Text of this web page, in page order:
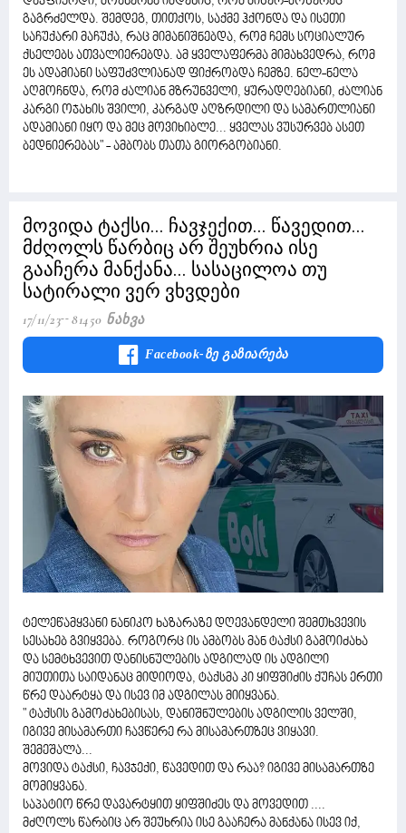
გაგრძელდა. შემდეგ, თითქოს, საქმე ჰქონდა და ისეთი
საჩუქარი მაჩუქა, რაც მიმანიშნებდა, რომ ჩემს სოციალურ
ქსელებს ათვალიერებდა. ამ ყველაფერმა მიმახვედრა, რომ
ეს ადამიანი საფუძვლიანად ფიქრობდა ჩემზე. ნელ-ნელა
აღმოჩნდა, რომ ძალიან მზრუნველი, ყურადღებიანი, ძალიან
კარგი ოჯახის შვილი, კარგად აღზრდილი და სამართლიანი
ადამიანი იყო და მეც მოვიხიბლე... ყველას ვუსურვებ ასეთ
ბედნიერებას" - ამბობს თათა გიორგობიანი.
მოვიდა ტაქსი... ჩავჯექით... წავედით...
მძღოლს წარბიც არ შეუხრია ისე
გააჩერა მანქანა... სასაცილოა თუ
სატირალი ვერ ვხვდები
17/11/23 81450 Ნახვა
Facebook-Ზე Გაზიარება
ტელეწამყვანი ნანიკო ხაზარაზე დღევანდელი შემთხვევის
სესახებ გვიყვება. როგორც ის ამბობს მან ტაქსი გამოიძახა
და სემტხვევით დანისნულების ადგილად ის ადგილი
მიუთითა საიდანაც მიდიოდა, ტაქსმა კი ყიფშიძის ქუჩას ერთი
წრე დაარტყა და ისევ იმ ადგილას მიიყვანა.
" ტაქსის გამოძახებისას, დანიშნულების ადგილის ველში,
იგივე მისამართი ჩავწერე რა მისამართზეც ვიყავი.
შემეშალა...
მოვიდა ტაქსი, ჩავჯექი, წავედით და რაა? იგივე მისამართზე
მომიყვანა.
საპატიო წრე დავარტყით ყიფშიძეს და მოვედით ....
მძღოლს წარბიც არ შეუხრია ისე გააჩერა მანქანა ისევ იქ,